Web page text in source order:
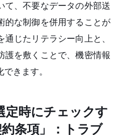
て、不要なデータの外部送
的な制御を併用することが
じたリテラシー向上と、
護を敷くことで、機密情報
きます。
定時にチェックす
条項」：トラブ